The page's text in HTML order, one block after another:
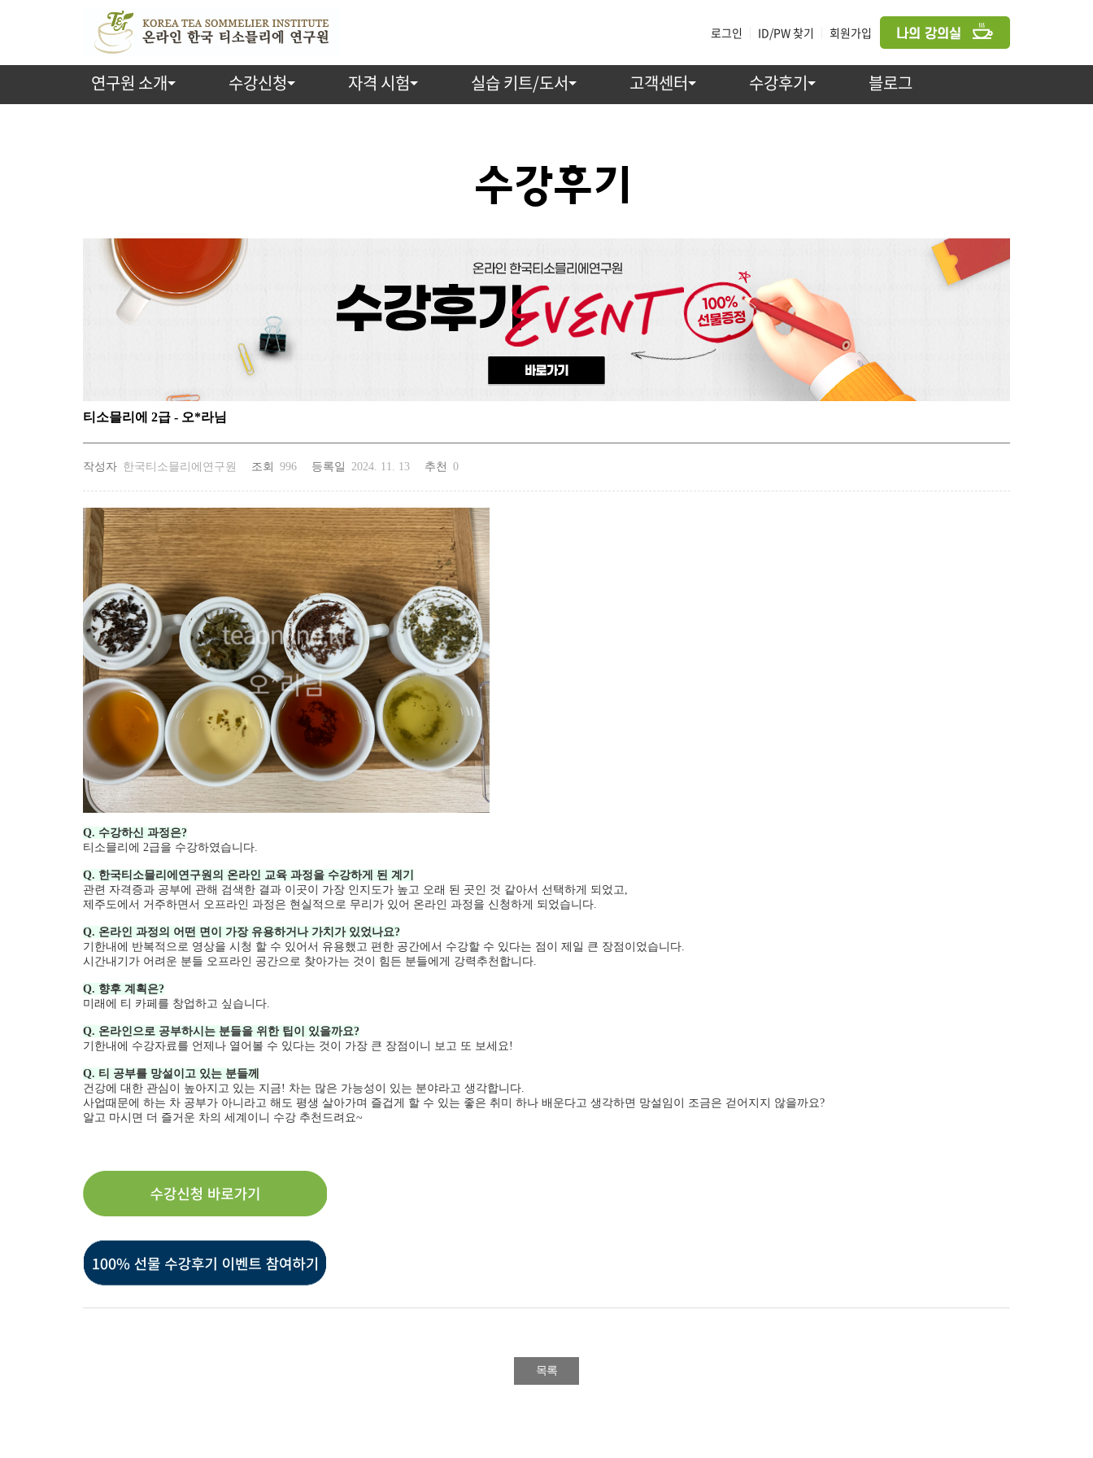
로그인 ID/PW 찾기 회원가입
연구원 소개 수강신청 자격 시험 실습 키트/도서 고객센터 수강후기 블로그
티소믈리에 2급 - 오*라님
작성자 한국티소믈리에연구원 조회 996 등록일 2024. 11. 13 추천 0
Q. 수강하신 과정은?
티소믈리에 2급을 수강하였습니다.
Q. 한국티소믈리에연구원의 온라인 교육 과정을 수강하게 된 계기
관련 자격증과 공부에 관해 검색한 결과 이곳이 가장 인지도가 높고 오래 된 곳인 것 같아서 선택하게 되었고,
제주도에서 거주하면서 오프라인 과정은 현실적으로 무리가 있어 온라인 과정을 신청하게 되었습니다.
Q. 온라인 과정의 어떤 면이 가장 유용하거나 가치가 있었나요?
기한내에 반복적으로 영상을 시청 할 수 있어서 유용했고 편한 공간에서 수강할 수 있다는 점이 제일 큰 장점이었습니다.
시간내기가 어려운 분들 오프라인 공간으로 찾아가는 것이 힘든 분들에게 강력추천합니다.
Q. 향후 계획은?
미래에 티 카페를 창업하고 싶습니다.
Q. 온라인으로 공부하시는 분들을 위한 팁이 있을까요?
기한내에 수강자료를 언제나 열어볼 수 있다는 것이 가장 큰 장점이니 보고 또 보세요!
Q. 티 공부를 망설이고 있는 분들께
건강에 대한 관심이 높아지고 있는 지금! 차는 많은 가능성이 있는 분야라고 생각합니다.
사업때문에 하는 차 공부가 아니라고 해도 평생 살아가며 즐겁게 할 수 있는 좋은 취미 하나 배운다고 생각하면 망설임이 조금은 걷어지지 않을까요?
알고 마시면 더 즐거운 차의 세계이니 수강 추천드려요~
목록